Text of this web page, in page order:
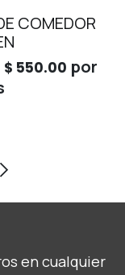
COMEDOR
$ 550.00 por
en cualquier